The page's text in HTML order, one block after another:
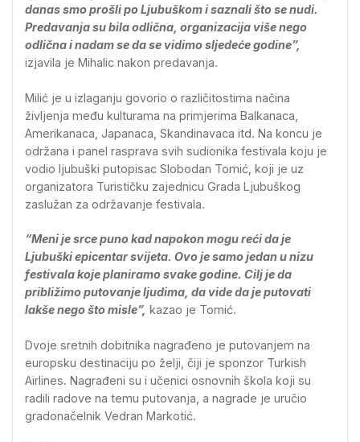
danas smo prošli po Ljubuškom i saznali što se nudi.
Predavanja su bila odlična, organizacija više nego
odlična i nadam se da se vidimo sljedeće godine”,
izjavila je Mihalic nakon predavanja.
Milić je u izlaganju govorio o različitostima načina
življenja među kulturama na primjerima Balkanaca,
Amerikanaca, Japanaca, Skandinavaca itd. Na koncu je
održana i panel rasprava svih sudionika festivala koju je
vodio ljubuški putopisac Slobodan Tomić, koji je uz
organizatora Turističku zajednicu Grada Ljubuškog
zaslužan za održavanje festivala.
“Meni je srce puno kad napokon mogu reći da je
Ljubuški epicentar svijeta. Ovo je samo jedan u nizu
festivala koje planiramo svake godine. Cilj je da
približimo putovanje ljudima, da vide da je putovati
lakše nego što misle”, kazao je Tomić.
Dvoje sretnih dobitnika nagrađeno je putovanjem na
europsku destinaciju po želji, čiji je sponzor Turkish
Airlines. Nagrađeni su i učenici osnovnih škola koji su
radili radove na temu putovanja, a nagrade je uručio
gradonačelnik Vedran Markotić.